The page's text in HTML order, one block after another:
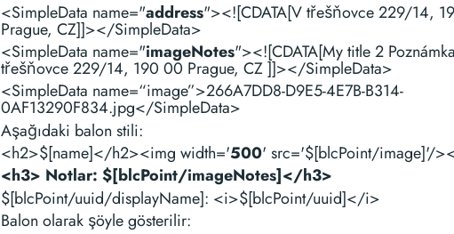
<SimpleData name="address"><![CDATA[V třešňovce 229/14,
Prague, CZ]]></SimpleData>
<SimpleData name="imageNotes"><![CDATA[My title 2
třešňovce 229/14, 190 00 Prague, CZ ]]></SimpleData>
<SimpleData name=“image”>266A7DD8-D9E5-4E7B-B314-
0AF13290F834.jpg</SimpleData>
Aşağıdaki balon stili:
<h2>$[name]</h2><img width='500' src='$[blcPoint/image]'/
<h3> Notlar: $[blcPoint/imageNotes]</h3>
$[blcPoint/uuid/displayName]: <i>$[blcPoint/uuid]</i>
Balon olarak şöyle gösterilir: